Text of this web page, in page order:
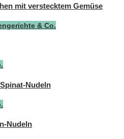
mit verstecktem Gemüse
& Co.
Nudeln
Nudeln